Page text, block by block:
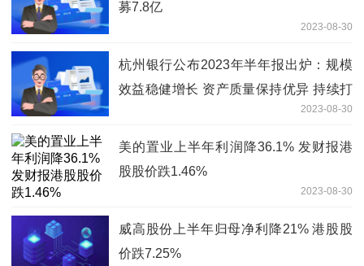
募7.8亿
2023-08-30
杭州银行公布2023年半年报出炉：规模
效益稳健增长 资产质量保持优异 持续打
2023-08-30
美的置业上半年利润降36.1% 发财报港
股股价跌1.46%
2023-08-30
威高股份上半年归母净利降21% 港股股
价跌7.25%